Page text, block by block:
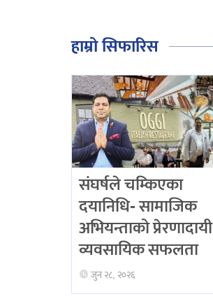
हाम्रो सिफारिस
संघर्षले चम्किएका
दयानिधि- सामाजिक
अभियन्ताको प्रेरणादायी
व्यवसायिक सफलता
जुन २८, २०२६